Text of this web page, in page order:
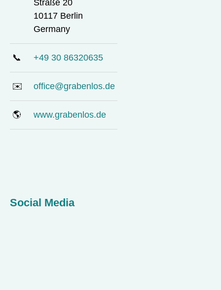
Straße 20
10117 Berlin
Germany
📞 +49 30 86320635
✉️ office@grabenlos.de
🌎 www.grabenlos.de
Social Media